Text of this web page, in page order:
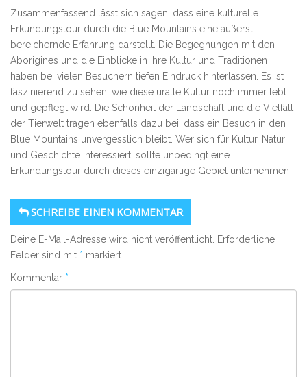
Zusammenfassend lässt sich sagen, dass eine kulturelle
Erkundungstour durch die Blue Mountains eine äußerst
bereichernde Erfahrung darstellt. Die Begegnungen mit den
Aborigines und die Einblicke in ihre Kultur und Traditionen
haben bei vielen Besuchern tiefen Eindruck hinterlassen. Es ist
faszinierend zu sehen, wie diese uralte Kultur noch immer lebt
und gepflegt wird. Die Schönheit der Landschaft und die Vielfalt
der Tierwelt tragen ebenfalls dazu bei, dass ein Besuch in den
Blue Mountains unvergesslich bleibt. Wer sich für Kultur, Natur
und Geschichte interessiert, sollte unbedingt eine
Erkundungstour durch dieses einzigartige Gebiet unternehmen
SCHREIBE EINEN KOMMENTAR
Deine E-Mail-Adresse wird nicht veröffentlicht. Erforderliche
Felder sind mit * markiert
Kommentar *